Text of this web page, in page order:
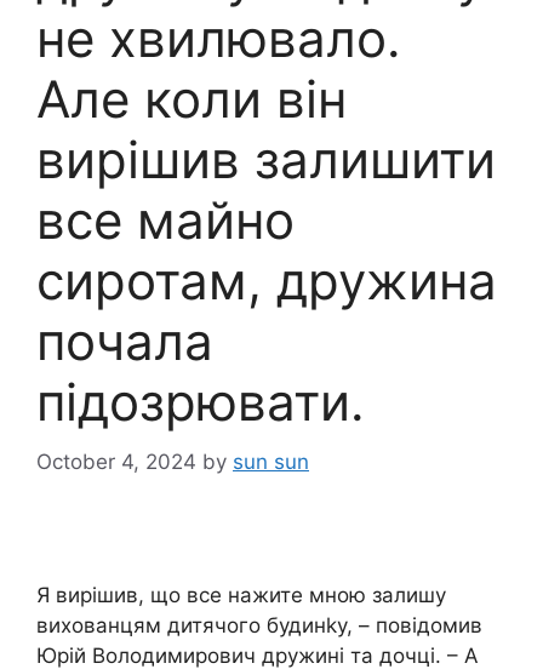
не хвилювало.
Але коли він
вирішив залишити
все майно
сиротам, дружина
почала
підозрювати.
October 4, 2024 by sun sun
Я вирішив, що все нажите мною залишу
вихованцям дитячого будинkу, – повідомив
Юрій Володимирович дружині та дочці. – А